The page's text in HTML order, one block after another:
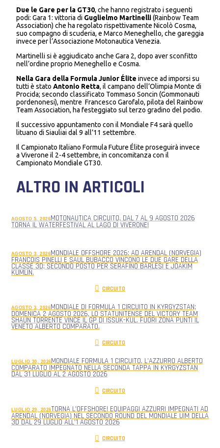
Due le Gare per la GT30, che hanno registrato i seguenti
podi: Gara 1: vittoria di Guglielmo Martinelli(Rainbow Team
Association) che ha regolato rispettivamente Nicolò Cosma,
suo compagno di scuderia, e Marco Meneghello, che gareggia
invece per l’Associazione Motonautica Venezia.
Martinelli si è aggiudicato anche Gara 2, dopo aver sconfitto
nell’ordine proprio Meneghello e Cosma.
Nella Gara della Formula Junior Élite invece ad imporsi su
tutti è stato Antonio Retta, il campano dell’Olimpia Monte di
Procida; secondo classificato Tommaso Soncin (Gommonauti
pordenonesi), mentre Francesco Garofalo, pilota del Rainbow
Team Association, ha festeggiato sul terzo gradino del podio.
Il successivo appuntamento con il Mondiale F4 sarà quello
lituano di Siauliai dal 9 all’11 settembre.
Il Campionato Italiano Formula Future Élite proseguirà invece
a Viverone il 2-4 settembre, in concomitanza con il
Campionato Mondiale GT30.
ALTRO IN ARTICOLI
AGOSTO 5, 2026MOTONAUTICA CIRCUITO, DAL 7 AL 9 AGOSTO 2026
TORNA IL WATERFESTIVAL AL LAGO DI VIVERONE!
AGOSTO 3, 2026MONDIALE OFFSHORE 2026: AD ARENDAL (NORVEGIA)
FRANCOIS PINELLI E SAUL BUBACCO VINCONO LE DUE GARE DELLA
CLASSE 3D; SECONDO POSTO PER SERAFINO BARLESI E JOAKIM
KUMLIN.
CIRCUITO
AGOSTO 3, 2026MONDIALE DI FORMULA 1 CIRCUITO IN KYRGYZSTAN;
DOMENICA 2 AGOSTO 2026, LO STATUNITENSE DEL VICTORY TEAM
SHAUN TORRENTE VINCE IL GP DI ISSUK-KUL. FUORI ZONA PUNTI IL
VENETO ALBERTO COMPARATO.
CIRCUITO
LUGLIO 30, 2026MONDIALE FORMULA 1 CIRCUITO, L’AZZURRO ALBERTO
COMPARATO IMPEGNATO NELLA SECONDA TAPPA IN KYRGYZSTAN
DAL 31 LUGLIO AL 2 AGOSTO 2026
CIRCUITO
LUGLIO 29, 2026TORNA L’OFFSHORE! EQUIPAGGI AZZURRI IMPEGNATI AD
ARENDAL (NORVEGIA) NEL SECONDO ROUND DEL MONDIALE UIM DELLA
3D DAL 29 LUGLIO ALL’1 AGOSTO 2026
CIRCUITO